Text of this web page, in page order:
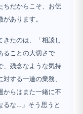
ちだからこそ、お伝
あります。
きたのは、「相談し
ることの大切さで
、残念なような気持
する一連の業務、
からはまた一緒に不
るな…」そう思うと